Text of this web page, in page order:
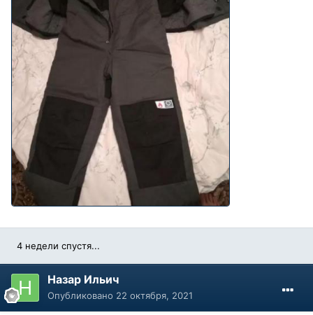
4 недели спустя...
Назар Ильич
Опубликовано 22 октября, 2021